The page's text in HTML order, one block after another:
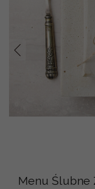
Prev
Menu Ślubne